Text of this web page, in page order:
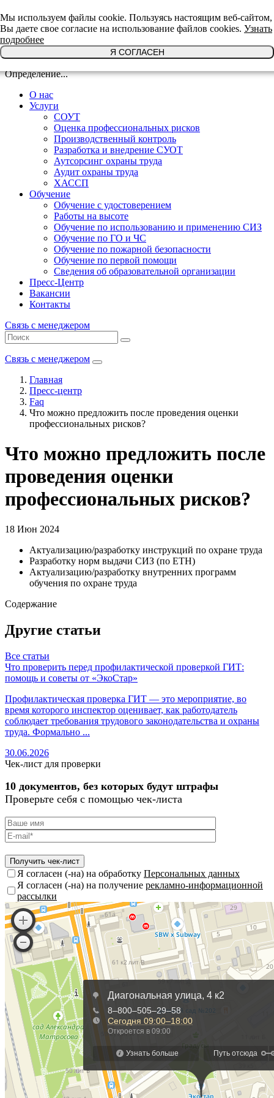
Определение...
О нас
Услуги
СОУТ
Оценка профессиональных рисков
Производственный контроль
Разработка и внедрение СУОТ
Аутсорсинг охраны труда
Аудит охраны труда
ХАССП
Обучение
Обучение с удостоверением
Работы на высоте
Обучение по использованию и применению СИЗ
Обучение по ГО и ЧС
Обучение по пожарной безопасности
Обучение по первой помощи
Сведения об образовательной организации
Пресс-Центр
Вакансии
Контакты
Связь с менеджером
Связь с менеджером
Главная
Пресс-центр
Faq
Что можно предложить после проведения оценки
профессиональных рисков?
Что можно предложить после
проведения оценки
профессиональных рисков?
18 Июн 2024
Актуализацию/разработку инструкций по охране труда
Разработку норм выдачи СИЗ (по ЕТН)
Актуализацию/разработку внутренних программ
обучения по охране труда
Содержание
Другие статьи
Все статьи
Что проверить перед профилактической проверкой ГИТ:
помощь и советы от «ЭкоСтар»
Профилактическая проверка ГИТ — это мероприятие, во
время которого инспектор оценивает, как работодатель
соблюдает требования трудового законодательства и охраны
труда. Формально ...
30.06.2026
Чек-лист для проверки
10 документов, без которых будут штрафы
Проверьте себя с помощью чек-листа
Я согласен (-на) на обработку Персональных данных
Я согласен (-на) на получение рекламно-информационной
рассылки
Мы используем файлы cookie. Пользуясь настоящим веб-сайтом,
Вы даете свое согласие на использование файлов cookies. Узнать
подробнее
Я СОГЛАСЕН